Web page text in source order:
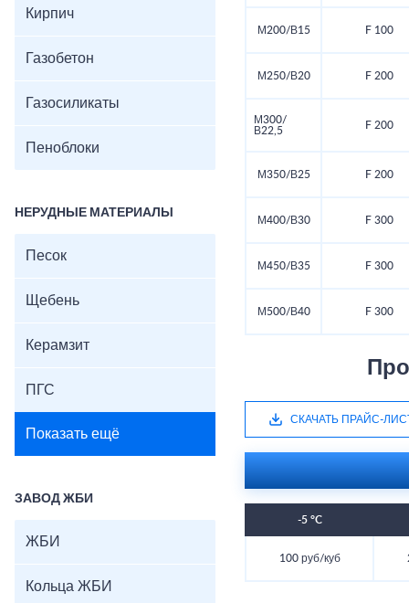
Кирпич
Газобетон
Газосиликаты
Пеноблоки
НЕРУДНЫЕ МАТЕРИАЛЫ
Песок
Щебень
Керамзит
ПГС
Показать ещё
ЗАВОД ЖБИ
ЖБИ
Кольца ЖБИ
М200/В15 F 100
М250/В20 F 200
М300/
В22,5
F 200
М350/В25 F 200
М400/В30 F 300
М450/В35 F 300
М500/В40 F 300
СКАЧАТЬ ПРАЙС-
-5 °C
100 руб/куб